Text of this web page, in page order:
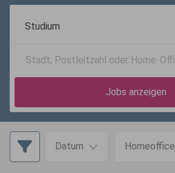
Jobs anzeigen
Datum Homeoffice